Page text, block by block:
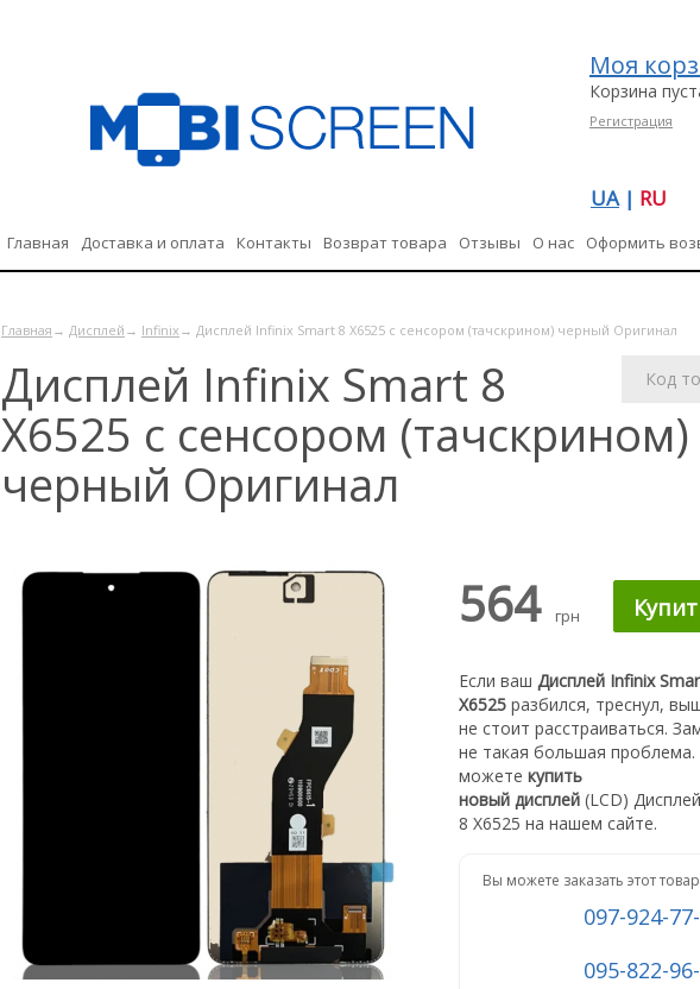
Моя
Корзина
Регистрация
UA | RU
Главная Доставка и оплата Контакты Возврат товара Отзывы О нас Оформить
Главная → Дисплей → Infinix → Дисплей Infinix Smart 8 X6525 с сенсором (тачскрином) черный Оригинал
Код
Дисплей Infinix Smart 8
X6525 с сенсором (тачскрином)
черный Оригинал
564 грн
Если ваш Дисплей Infinix
X6525 разбился, треснул,
не стоит расстраиваться. З
не такая большая проблема.
можете купить
новый дисплей (LCD)
8 X6525 на нашем сайте.
Вы можете заказать этот
097-924-
095-822-